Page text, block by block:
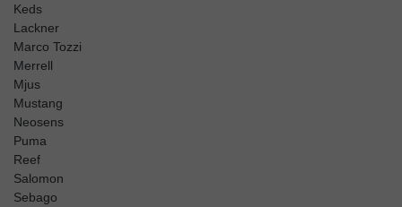
Keds
Lackner
Marco Tozzi
Merrell
Mjus
Mustang
Neosens
Puma
Reef
Salomon
Sebago